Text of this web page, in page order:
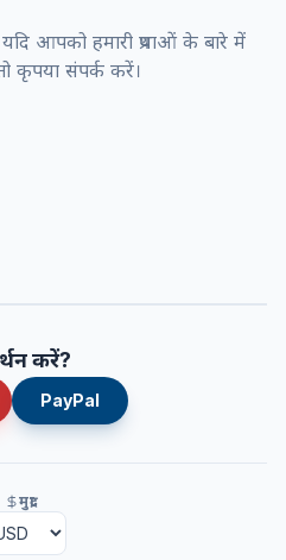
यदि आपको हमारी प्रथाओं के बारे में
कृपया संपर्क करें।
करें?
PayPal
मुद्रा